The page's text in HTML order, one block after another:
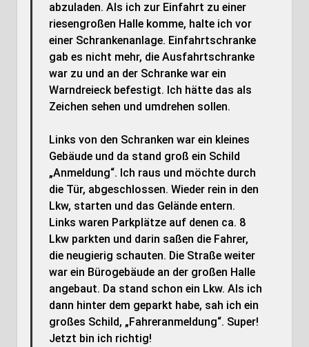
abzuladen. Als ich zur Einfahrt zu einer
riesengroßen Halle komme, halte ich vor
einer Schrankenanlage. Einfahrtschranke
gab es nicht mehr, die Ausfahrtschranke
war zu und an der Schranke war ein
Warndreieck befestigt. Ich hätte das als
Zeichen sehen und umdrehen sollen.
Links von den Schranken war ein kleines
Gebäude und da stand groß ein Schild
„Anmeldung“. Ich raus und möchte durch
die Tür, abgeschlossen. Wieder rein in den
Lkw, starten und das Gelände entern.
Links waren Parkplätze auf denen ca. 8
Lkw parkten und darin saßen die Fahrer,
die neugierig schauten. Die Straße weiter
war ein Bürogebäude an der großen Halle
angebaut. Da stand schon ein Lkw. Als ich
dann hinter dem geparkt habe, sah ich ein
großes Schild, „Fahreranmeldung“. Super!
Jetzt bin ich richtig!